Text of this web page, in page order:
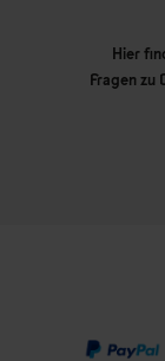
Hier
Fragen zu